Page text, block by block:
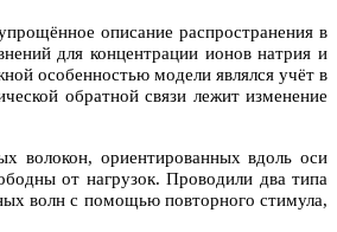
описание распространения в
для концентрации ионов натрия и
особенностью модели являлся учёт в
обратной связи лежит изменение
волокон, ориентированных вдоль оси
от нагрузок. Проводили два типа
волн с помощью повторного стимула,